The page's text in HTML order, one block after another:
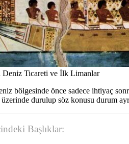
Deniz Ticareti ve İlk Limanlar
bölgesinde önce sadece ihtiyaç
durulup söz konusu durum
Başlıklar: